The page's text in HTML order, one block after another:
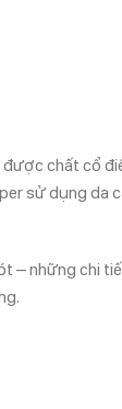
chất cổ
sử dụng da
– những chi